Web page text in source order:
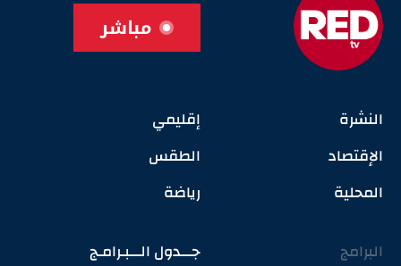
مباشر
النشرة
الإقتصاد
المحلية
إقليمي
الطقس
رياضة
البرامج
جـــدول الـــبـرامـج